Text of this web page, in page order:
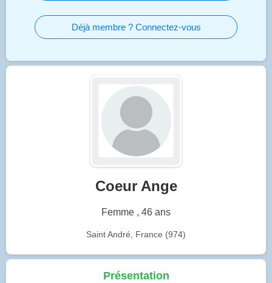
Déjà membre ? Connectez-vous
Coeur Ange
Femme , 46 ans
Saint André, France (974)
Présentation